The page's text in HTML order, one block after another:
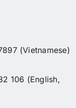
(Vietnamese)
106 (English,